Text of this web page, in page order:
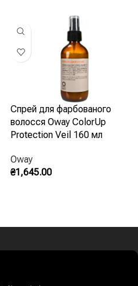
Спрей для фарбованого
волосся Oway ColorUp
Protection Veil 160 мл
Oway
₴1,645.00